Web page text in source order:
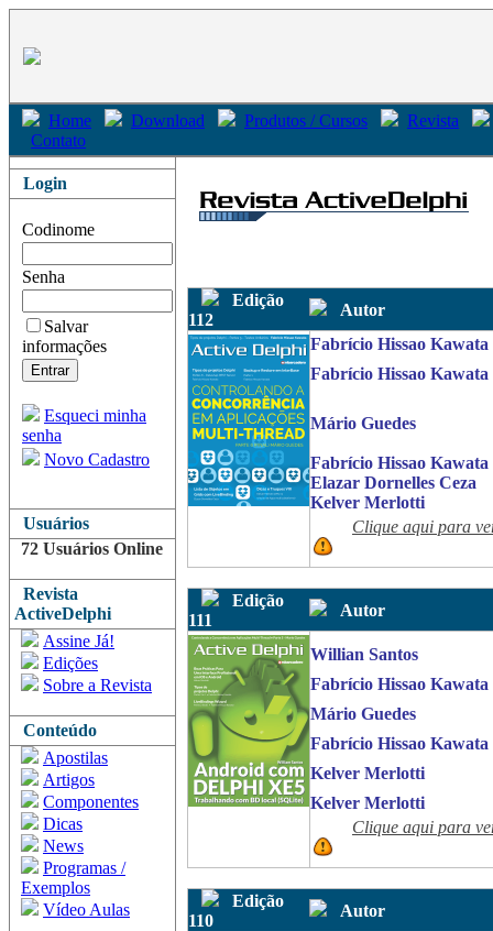
Home Download Produtos / Cursos
Revista
Contato
Login
Codinome
Senha
Salvar
informações
Esqueci minha
senha
Novo Cadastro
Usuários
72 Usuários Online
Revista
ActiveDelphi
Assine Já!
Edições
Sobre a Revista
Conteúdo
Apostilas
Artigos
Componentes
Dicas
News
Programas /
Exemplos
Vídeo Aulas
Edição
112
Autor
Fabrício Hissao Kawata
Fabrício Hissao Kawata
Mário Guedes
Fabrício Hissao Kawata
Elazar Dornelles Ceza
Kelver Merlotti
Clique aqui para
Edição
111
Autor
Willian Santos
Fabrício Hissao Kawata
Mário Guedes
Fabrício Hissao Kawata
Kelver Merlotti
Kelver Merlotti
Clique aqui para
Edição
110
Autor